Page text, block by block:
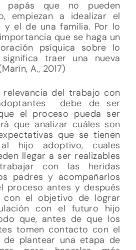
papás que no pueden
empiezan a idealizar el
y el de una familia. Por lo
que se haga un
psíquica sobre lo
traer una nueva
A., 2017)
del trabajo con
debe de ser
el proceso pueda ser
que analizar cuáles son
que se tienen
hijo adoptivo, cuales
llegar a ser realizables
con las heridas
padres y acompañarlos
proceso antes y después
con el objetivo de lograr
con el futuro hijo
que, antes de que los
tomen contacto con el
de plantear una etapa de